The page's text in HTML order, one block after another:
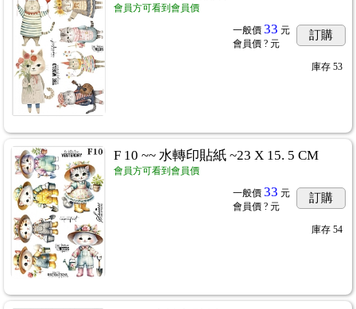
會員方可看到會員價
一般價 33 元
會員價 ? 元
訂購
庫存 53
F 10 ~~ 水轉印貼紙 ~23 X 15. 5 CM
會員方可看到會員價
一般價 33 元
會員價 ? 元
訂購
庫存 54